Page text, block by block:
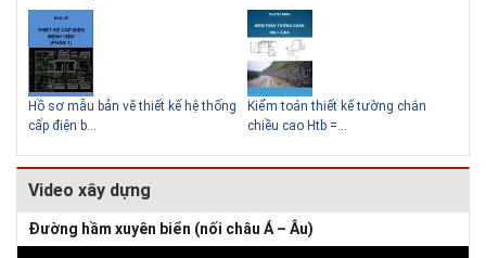
Thiết kế nhà siêu nhỏ độc đáo
Hồ sơ mẫu bản vẽ thiết kế hệ thống
cấp điện b...
Kiểm toán thiết kế tường chắn
chiều cao Htb =...
Video xây dựng
Đường hầm xuyên biển (nối châu Á – Âu)